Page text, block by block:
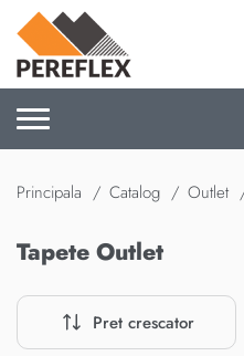
Principala Catalog Outlet
Tapete Outlet
Pret crescator